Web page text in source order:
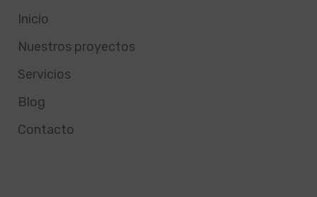
Inicio
Nuestros proyectos
Servicios
Blog
Contacto